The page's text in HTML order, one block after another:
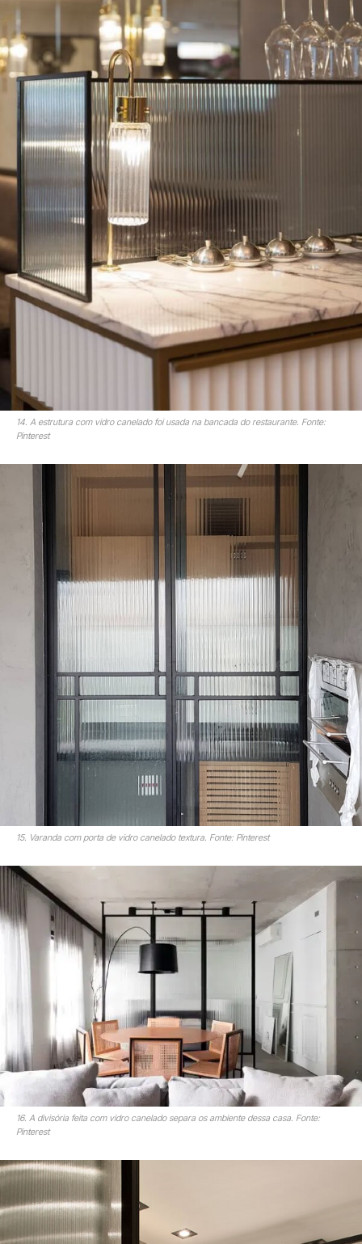
14. A estrutura com vidro canelado foi usada na bancada do restaurante. Fonte:
Pinterest
15. Varanda com porta de vidro canelado textura. Fonte: Pinterest
16. A divisória feita com vidro canelado separa os ambiente dessa casa. Fonte:
Pinterest